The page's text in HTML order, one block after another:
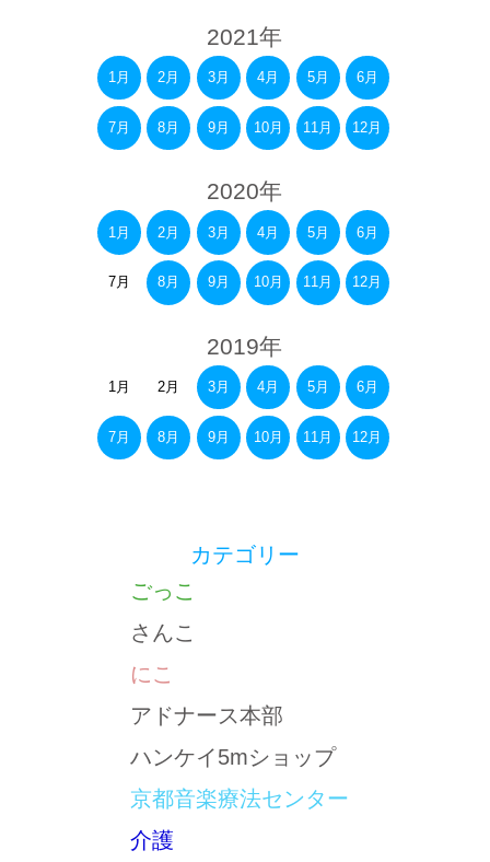
2021年
1月 2月 3月 4月 5月 6月
7月 8月 9月 10月 11月 12月
2020年
1月 2月 3月 4月 5月 6月
7月 8月 9月 10月 11月 12月
2019年
1月 2月 3月 4月 5月 6月
7月 8月 9月 10月 11月 12月
カテゴリー
ごっこ
さんこ
にこ
アドナース本部
ハンケイ5mショップ
京都音楽療法センター
介護